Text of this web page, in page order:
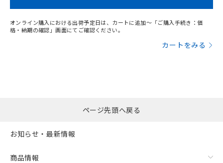
オンライン購入における出荷予定日は、カートに追加～「ご購入手続き：価
格・納期の確認」画面にてご確認ください。
カートをみる
ページ先頭へ戻る
お知らせ・最新情報
商品情報